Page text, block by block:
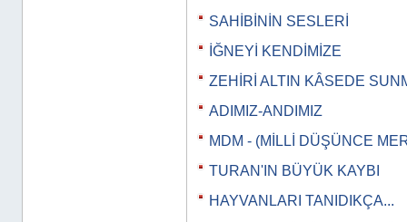
SAHİBİNİN SESLERİ
İĞNEYİ KENDİMİZE
ZEHİRİ ALTIN KÂSEDE
ADIMIZ-ANDIMIZ
MDM - (MİLLİ DÜŞÜNCE
TURAN'IN BÜYÜK KAYBI
HAYVANLARI TANIDIKÇA...